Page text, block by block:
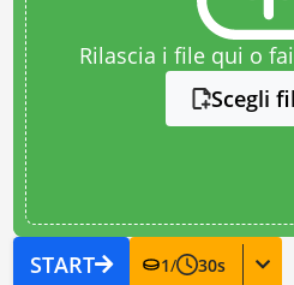
Rilascia i file qui o
Scegli
START 1/ 30s